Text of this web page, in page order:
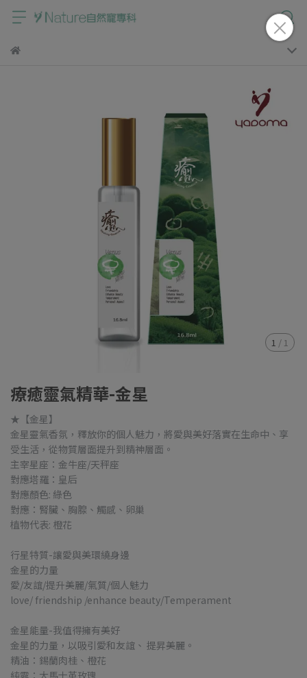
1 / 1
療癒靈氣精華-金星
★【金星】
金星靈氣香氛，釋放你的個人魅力，將愛與美好落實在生命中、享
受生活，從物質層面提升到精神層面。
主宰星座：金牛座/天秤座
對應塔羅：皇后
對應顏色: 綠色
對應：腎臟、胸腺、觸感、卵巢
植物代表: 橙花
行星特質-讓愛與美環繞身邊
金星的力量
愛/友誼/提升美麗/氣質/個人魅力
love/ friendship /enhance beauty/Temperament
金星能量-我值得擁有美好
金星的力量，以吸引愛和友誼、 提昇美麗。
精油：錫蘭肉桂、橙花
純露：大馬士革玫瑰